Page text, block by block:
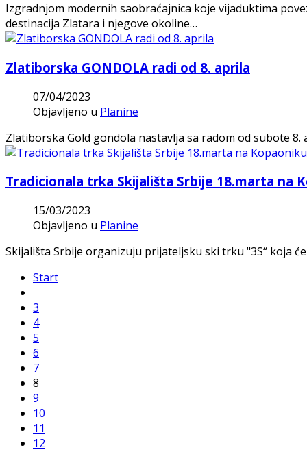
Izgradnjom modernih saobraćajnica koje vijaduktima
destinacija Zlatara i njegove okoline…
Zlatiborska GONDOLA radi od 8. aprila
07/04/2023
Objavljeno u Planine
Zlatiborska Gold gondola nastavlja sa radom od subote
Tradicionala trka Skijališta Srbije 18.marta na
15/03/2023
Objavljeno u Planine
Skijališta Srbije organizuju prijateljsku ski trku "3S“ koja
Start
3
4
5
6
7
8
9
10
11
12